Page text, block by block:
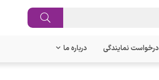
درخواست نمایندگی درباره ما